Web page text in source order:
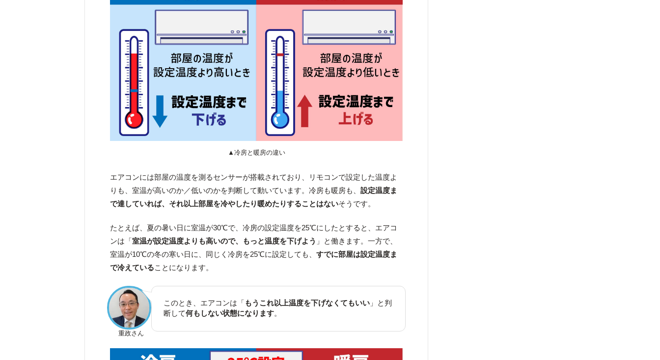
▲冷房と暖房の違い
エアコンには部屋の温度を測るセンサーが搭載されており、リモコンで設定した温度よ
りも、室温が高いのか／低いのかを判断して動いています。冷房も暖房も、設定温度ま
で達していれば、それ以上部屋を冷やしたり暖めたりすることはないそうです。
たとえば、夏の暑い日に室温が30℃で、冷房の設定温度を25℃にしたとすると、エアコ
ンは「室温が設定温度よりも高いので、もっと温度を下げよう 」と働きます。一方で、
室温が10℃の冬の寒い日に、同じく冷房を25℃に設定しても、すでに部屋は設定温度ま
で冷えていることになります。
重政さん
このとき、エアコンは「もうこれ以上温度を下げなくてもいい 」と判
断して何もしない状態になります。